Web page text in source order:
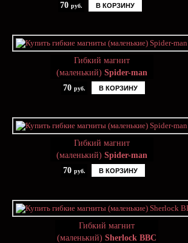
70 руб. В КОРЗИНУ
Гибкий магнит
(маленький) Spider-man
70 руб. В КОРЗИНУ
Гибкий магнит
(маленький) Spider-man
70 руб. В КОРЗИНУ
Гибкий магнит
(маленький) Sherlock BBC